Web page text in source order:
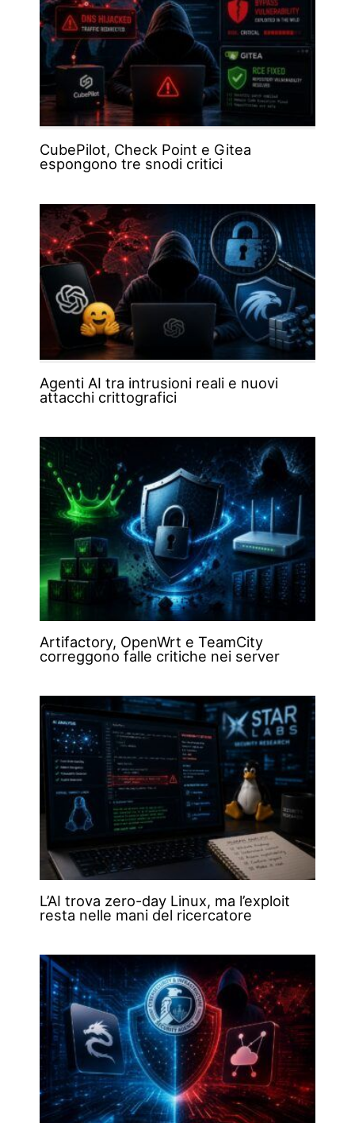
CubePilot, Check Point e Gitea
espongono tre snodi critici
Agenti AI tra intrusioni reali e nuovi
attacchi crittografici
Artifactory, OpenWrt e TeamCity
correggono falle critiche nei server
L’AI trova zero-day Linux, ma l’exploit
resta nelle mani del ricercatore